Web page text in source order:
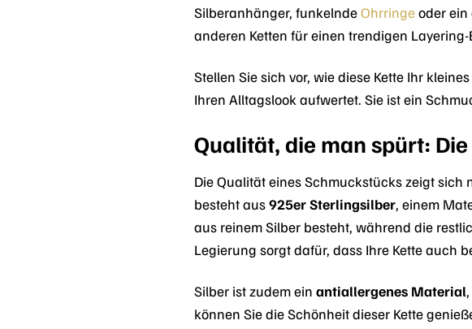
Silberanhänger, funkelndeOhrringeoder ein
anderen Ketten für einen trendigen
Stellen Sie sich vor, wie diese Kette Ihr
Ihren Alltagslook aufwertet. Sie ist ein
Qualität, die man spürt:
Die Qualität eines Schmuckstücks zeigt
besteht aus925er Sterlingsilber, einem
aus reinem Silber besteht, während die
Legierung sorgt dafür, dass Ihre Kette auch
Silber ist zudem ein antiallergenes Material
können Sie die Schönheit dieser Kette